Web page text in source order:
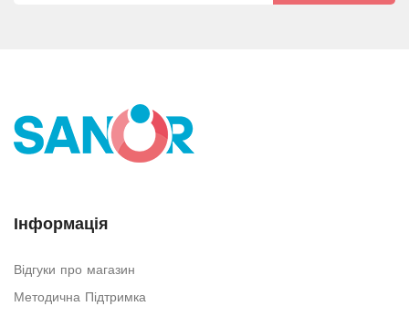
Інформація
Відгуки про магазин
Методична Підтримка